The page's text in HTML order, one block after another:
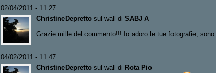
02/04/2011 - 11:27
ChristineDepretto sul wall di SABJ A
Grazie mille del commento!!! Io adoro le tue fotografie,
04/02/2011 - 11:47
ChristineDepretto sul wall di Rota Pio